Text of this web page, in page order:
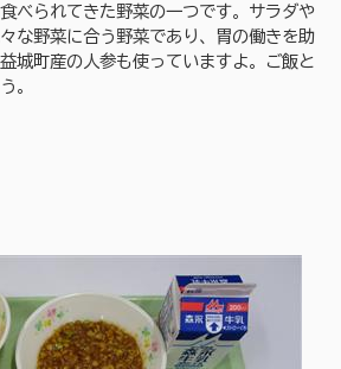
べられてきた野菜の一つです。サラダや
な野菜に合う野菜であり、胃の働きを助
城町産の人参も使っていますよ。ご飯と
。